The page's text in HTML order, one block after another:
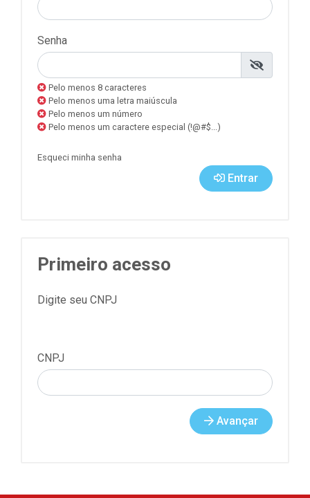
Senha
Pelo menos 8 caracteres
Pelo menos uma letra maiúscula
Pelo menos um número
Pelo menos um caractere especial (!@#$...)
Esqueci minha senha
Entrar
Primeiro acesso
Digite seu CNPJ
CNPJ
Avançar